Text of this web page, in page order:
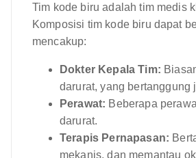
Tim kode biru adalah tim medis
Komposisi tim kode biru dapat
mencakup:
Dokter Kepala Tim:
darurat, yang
Perawat: Beberapa
darurat.
Terapis Pernapasan:
mekanis, dan memantau